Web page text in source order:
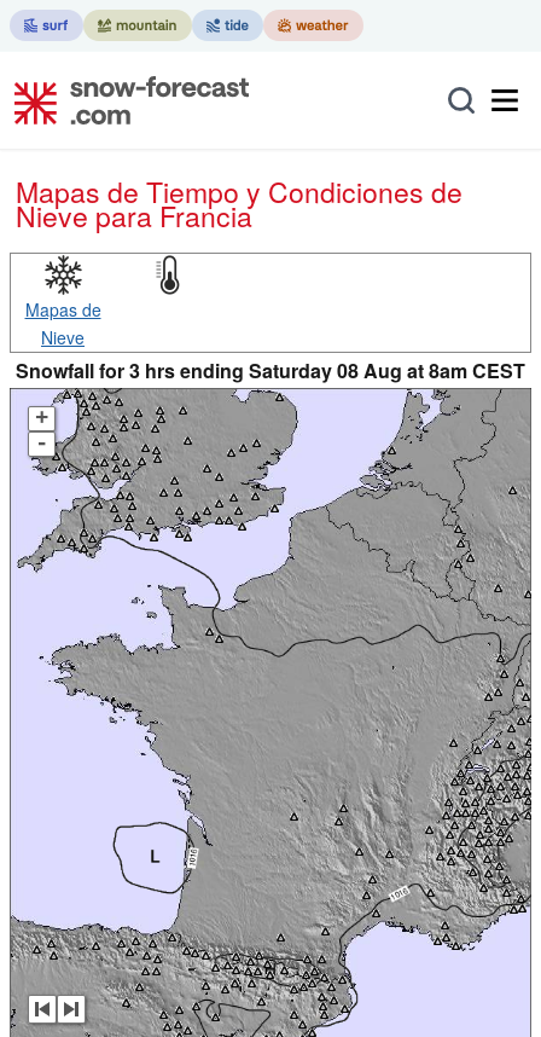
Mapas de Tiempo y Condiciones de
Nievepara Francia
Mapas de
Nieve
Snowfall for 3 hrs ending Saturday 08 Aug at 8am CEST
+
-